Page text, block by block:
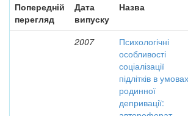
Попередній
перегляд
Дата
випуску
Назва
2007
Психологічні
особливості
соціалізації
підлітків в умовах
родинної
депривації: